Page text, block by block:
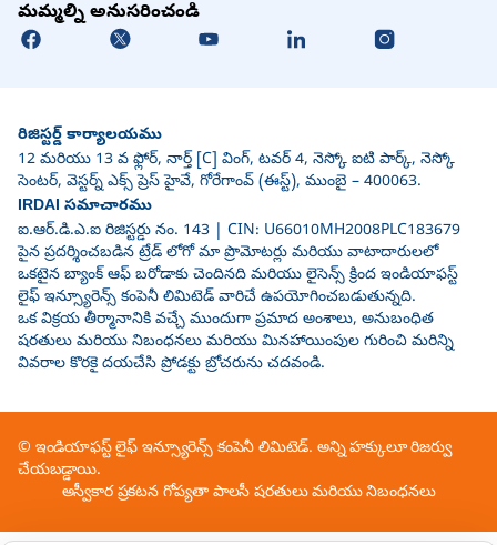
మమ్మల్ని అనుసరించండి
రిజిస్టర్డ్ కార్యాలయము
12 మరియు 13 వ ఫ్లోర్, నార్త్ [C] వింగ్, టవర్ 4, నెస్కో ఐటి పార్క్, నెస్కో
సెంటర్, వెస్టర్న్ ఎక్స్ ప్రెస్ హైవే, గోరేగాంవ్ (ఈస్ట్), ముంబై – 400063.
IRDAI సమాచారము
ఐ.ఆర్.డి.ఎ.ఐ రిజిస్టర్డు నం. 143 | CIN: U66010MH2008PLC183679
పైన ప్రదర్శించబడిన ట్రేడ్ లోగో మా ప్రొమోటర్లు మరియు వాటాదారులలో
ఒకటైన బ్యాంక్ ఆఫ్ బరోడాకు చెందినది మరియు లైసెన్స్ క్రింద ఇండియాఫస్ట్
లైఫ్ ఇన్స్యూరెన్స్ కంపెనీ లిమిటెడ్ వారిచే ఉపయోగించబడుతున్నది.
ఒక విక్రయ తీర్మానానికి వచ్చే ముందుగా ప్రమాద అంశాలు, అనుబంధిత
షరతులు మరియు నిబంధనలు మరియు మినహాయింపుల గురించి మరిన్ని
వివరాల కొరకై దయచేసి ప్రోడక్టు బ్రోచరును చదవండి.
© ఇండియాఫస్ట్ లైఫ్ ఇన్స్యూరెన్స్ కంపెనీ లిమిటెడ్. అన్ని హక్కులూ రిజర్వు
చేయబడ్డాయి.
అస్వీకార ప్రకటన గోప్యతా పాలసీ షరతులు మరియు నిబంధనలు